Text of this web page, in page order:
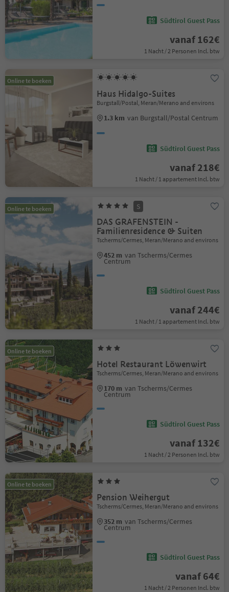
Südtirol Guest Pass
vanaf 162€
1 Nacht / 2 Personen Incl. btw
Online te boeken
Haus Hidalgo-Suites
Burgstall/Postal, Meran/Merano and environs
1.3 km van Burgstall/Postal Centrum
Südtirol Guest Pass
vanaf 218€
1 Nacht / 1 appartement Incl. btw
Online te boeken S
DAS GRAFENSTEIN -
Familienresidence & Suiten
Tscherms/Cermes, Meran/Merano and environs
452 m van Tscherms/Cermes
Centrum
Südtirol Guest Pass
vanaf 244€
1 Nacht / 1 appartement Incl. btw
Online te boeken
Hotel Restaurant Löwenwirt
Tscherms/Cermes, Meran/Merano and environs
170 m van Tscherms/Cermes
Centrum
Südtirol Guest Pass
vanaf 132€
1 Nacht / 2 Personen Incl. btw
Online te boeken
Pension Weihergut
Tscherms/Cermes, Meran/Merano and environs
352 m van Tscherms/Cermes
Centrum
Südtirol Guest Pass
vanaf 64€
1 Nacht / 2 Personen Incl. btw